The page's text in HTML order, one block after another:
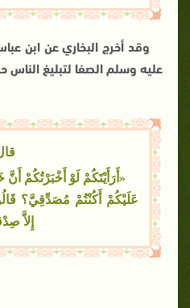
وقد أخرج البخاري عن ابن
عليه وسلم الصفا لتبليغ الناس
«أَرَأَيْتَكُمْ لَوْ أَخْبَرْتُكُمْ أَنَّ
عَلَيْكُمْ أَكُنْتُمْ مُصَدِّقِيَّ؟
إِلاَّ